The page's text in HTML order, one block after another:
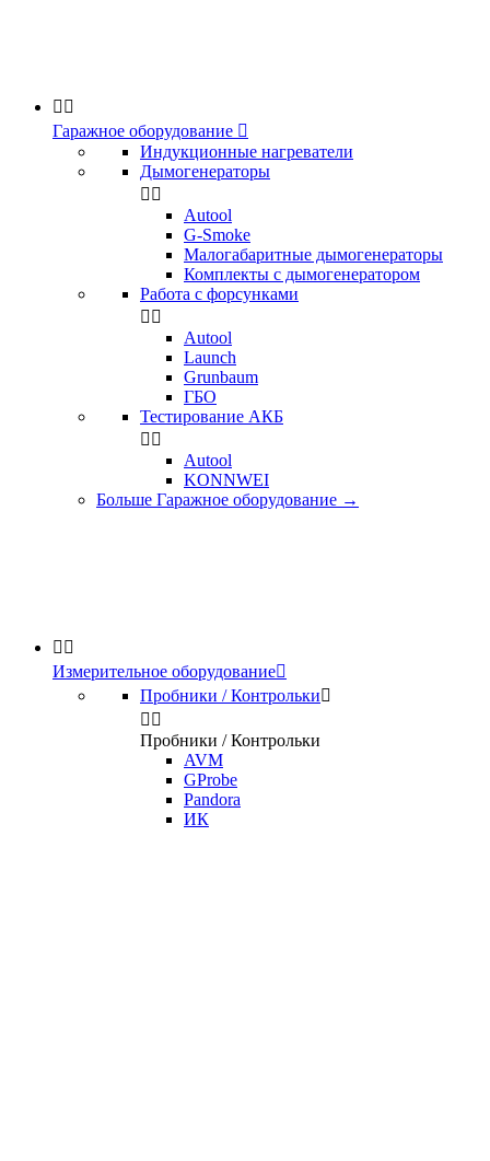
 
Гаражное оборудование 
Индукционные нагреватели
Дымогенераторы
 
Аutool
G-Smoke
Малогабаритные дымогенераторы
Комплекты с дымогенератором
Работа с форсунками
 
Autool
Launch
Grunbaum
ГБО
Тестирование АКБ
 
Autool
KONNWEI
Больше Гаражное оборудование →
 
Измерительное оборудование
Пробники / Контрольки
 
Пробники / Контрольки
AVM
GProbe
Pandora
ИК